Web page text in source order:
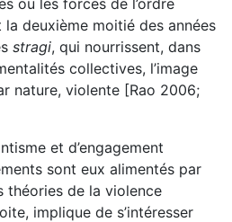
deuxième moitié des années
stragi, qui nourrissent, dans
collectives, l’image
nature, violente [Rao 2006;
et d’engagement
sont eux alimentés par
théories de la violence
implique de s’intéresser